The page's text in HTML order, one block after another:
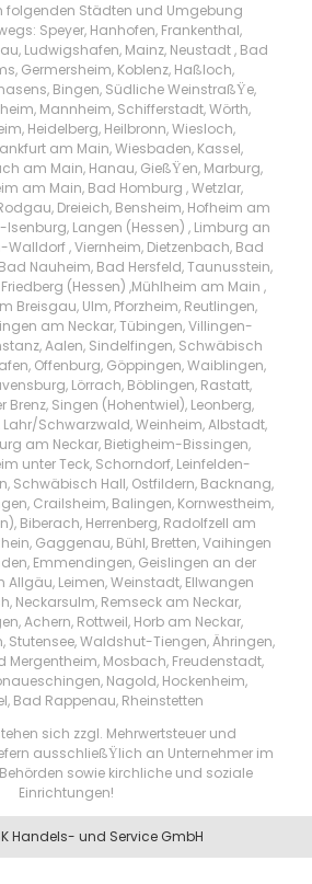
folgenden Städten und Umgebung
Speyer, Hanhofen, Frankenthal,
Ludwigshafen, Mainz, Neustadt , Bad
Germersheim, Koblenz, Haßloch,
Bingen, Südliche WeinstraßŸe,
Mannheim, Schifferstadt, Wörth,
Heidelberg, Heilbronn, Wiesloch,
am Main, Wiesbaden, Kassel,
am Main, Hanau, GießŸen, Marburg,
am Main, Bad Homburg , Wetzlar,
Dreieich, Bensheim, Hofheim am
Isenburg, Langen (Hessen) , Limburg an
Walldorf , Viernheim, Dietzenbach, Bad
Nauheim, Bad Hersfeld, Taunusstein,
(Hessen) ,Mühlheim am Main ,
Breisgau, Ulm, Pforzheim, Reutlingen,
am Neckar, Tübingen, Villingen-
Aalen, Sindelfingen, Schwäbisch
Offenburg, Göppingen, Waiblingen,
Lörrach, Böblingen, Rastatt,
Brenz, Singen (Hohentwiel), Leonberg,
Schwarzwald, Weinheim, Albstadt,
am Neckar, Bietigheim-Bissingen,
unter Teck, Schorndorf, Leinfelden-
Schwäbisch Hall, Ostfildern, Backnang,
Crailsheim, Balingen, Kornwestheim,
Biberach, Herrenberg, Radolfzell am
Gaggenau, Bühl, Bretten, Vaihingen
Emmendingen, Geislingen an der
Allgäu, Leimen, Weinstadt, Ellwangen
Neckarsulm, Remseck am Neckar,
Achern, Rottweil, Horb am Neckar,
Stutensee, Waldshut-Tiengen, Ähringen,
Mergentheim, Mosbach, Freudenstadt,
Nagold, Hockenheim,
Bad Rappenau, Rheinstetten
sich zzgl. Mehrwertsteuer und
ausschließŸlich an Unternehmer im
Behörden sowie kirchliche und soziale
Einrichtungen!
Handels- und Service GmbH